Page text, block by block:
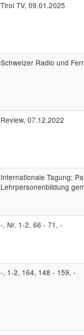
Tirol TV, 09.01.2025
Schweizer Radio und
Review, 07.12.2022
Internationale Tagung:
Lehrpersonenbildung
-, Nr. 1-2, 66 - 71, -
-, 1-2, 164, 148 - 159, -